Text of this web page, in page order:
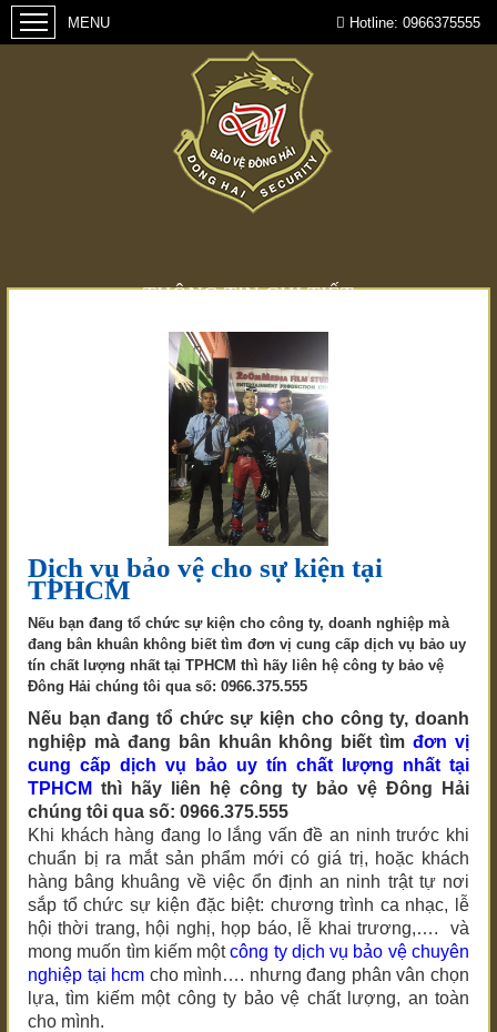
Hotline: 0966375555
THÔNG TIN CHI TIẾT
Dịch vụ bảo vệ cho sự kiện tại
TPHCM
Nếu bạn đang tổ chức sự kiện cho công ty, doanh nghiệp mà
đang bân khuân không biết tìm đơn vị cung cấp dịch vụ bảo uy
tín chất lượng nhất tại TPHCM thì hãy liên hệ công ty bảo vệ
Đông Hải chúng tôi qua số: 0966.375.555
Nếu bạn đang tổ chức sự kiện cho công ty, doanh
nghiệp mà đang bân khuân không biết tìmđơn vị
cung cấp dịch vụ bảo uy tín chất lượng nhất tại
TPHCM thì hãy liên hệ công ty bảo vệ Đông Hải
chúng tôi qua số: 0966.375.555
Khi khách hàng đang lo lắng vấn đề an ninh trước khi
chuẩn bị ra mắt sản phẩm mới có giá trị, hoặc khách
hàng bâng khuâng về việc ổn định an ninh trật tự nơi
sắp tổ chức sự kiện đặc biệt: chương trình ca nhạc, lễ
hội thời trang, hội nghị, họp báo, lễ khai trương,…. và
mong muốn tìm kiếm mộtcông ty dịch vụ bảo vệ chuyên
nghiệp tại hcm cho mình…. nhưng đang phân vân chọn
lựa, tìm kiếm một công ty bảo vệ chất lượng, an toàn
cho mình.